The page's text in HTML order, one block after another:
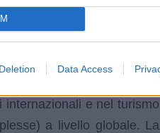
Data Access
(e fare affari) in
visto per i cittadini del
e nel
a livello globale.